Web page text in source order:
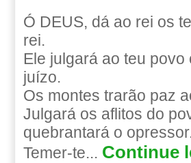
Ó DEUS, dá ao rei os
rei.
Ele julgará ao teu
juízo.
Os montes trarão paz
Julgará os aflitos do
quebrantará o
Temer-te... Continue